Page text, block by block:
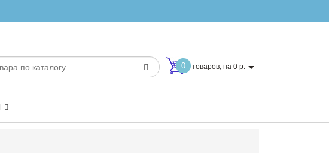
0 товаров, на 0 р.